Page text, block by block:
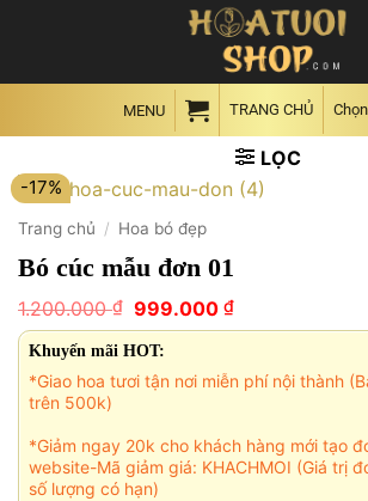
MENU TRANG CHỦ
LỌC
-17%
Trang chủ / Hoa bó đẹp
Bó cúc mẫu đơn 01
1.200.000₫ Giá
gốc
là:
1.200.000 ₫.
999.000 ₫Giá
hiện
999.000 ₫.
Khuyến mãi HOT:
*Giao hoa tươi tận nơi miễn phí nội thành
trên 500k)
*Giảm ngay 20k cho khách hàng mới tạo
website-Mã giảm giá: KHACHMOI (Giá trị
số lượng có hạn)